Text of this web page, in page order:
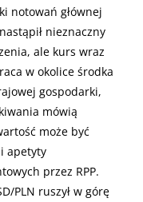
notowań głównej
nieznaczny
ale kurs wraz
w okolice środka
gospodarki,
mówią
może być
apetyty
przez RPP.
PLN ruszył w górę